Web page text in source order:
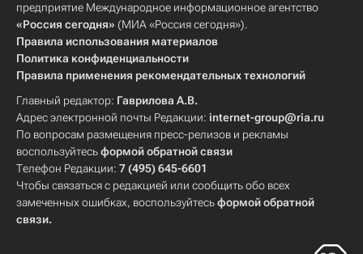
предприятие Международное информационное агентство
«Россия сегодня» (МИА «Россия сегодня»).
Правила использования материалов
Политика конфиденциальности
Правила применения рекомендательных технологий
Главный редактор: Гаврилова А.В.
Адрес электронной почты Редакции: internet-group@ria.ru
По вопросам размещения пресс-релизов и рекламы
воспользуйтесьформой обратной связи
Телефон Редакции: 7 (495) 645-6601
Чтобы связаться с редакцией или сообщить обо всех
замеченных ошибках, воспользуйтесьформой обратной
связи.